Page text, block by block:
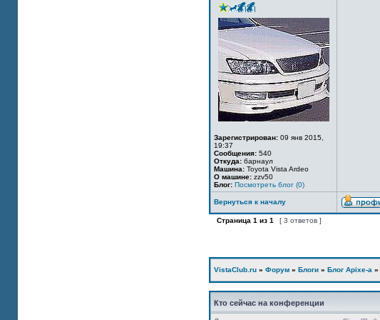
Зарегистрирован: 09 янв 2015,
19:37
Сообщения: 540
Откуда: барнаул
Машина: Toyota Vista Ardeo
О машине: zzv50
Блог: Посмотреть блог (0)
Вернуться к началу
Страница 1 из 1 [ 3 ответов ]
VistaClub.ru » Форум » Блоги » Блог Apixe-а »
Кто сейчас на конференции